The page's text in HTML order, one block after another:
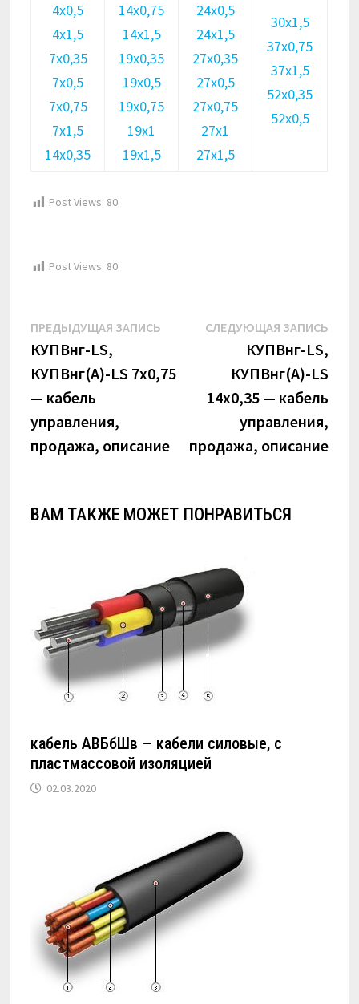
4х0,5
4х1,5
7х0,35
7х0,5
7х0,75
7х1,5
14х0,35
14х0,75
14х1,5
19х0,35
19х0,5
19х0,75
19х1
19х1,5
24х0,5
24х1,5
27х0,35
27х0,5
27х0,75
27х1
27х1,5
30х1,5
37х0,75
37х1,5
52х0,35
52х0,5
Post Views: 80
Post Views: 80
Навигация
по
записям
ПРЕДЫДУЩАЯ ЗАПИСЬ Предыдущая
КУПВнг-LS,
КУПВнг(А)-LS 7х0,75
— кабель
управления,
продажа, описание
СЛЕДУЮЩАЯ ЗАПИСЬ
КУПВнг-LS,
КУПВнг(А)-LS
14х0,35 — кабель
управления,
продажа, описание
ВАМ ТАКЖЕ МОЖЕТ ПОНРАВИТЬСЯ
кабель АВБбШв — кабели силовые, с
пластмассовой изоляцией
02.03.2020